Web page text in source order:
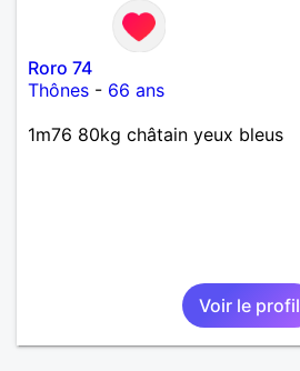
Roro 74
Thônes - 66 ans
1m76 80kg châtain yeux bleus
Voir le profil